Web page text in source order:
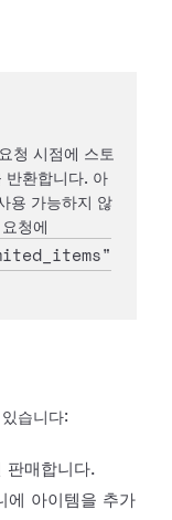
청 시점에 스토
반환합니다. 아
용 가능하지 않
청에
습니다:
판매합니다.
에 아이템을 추가